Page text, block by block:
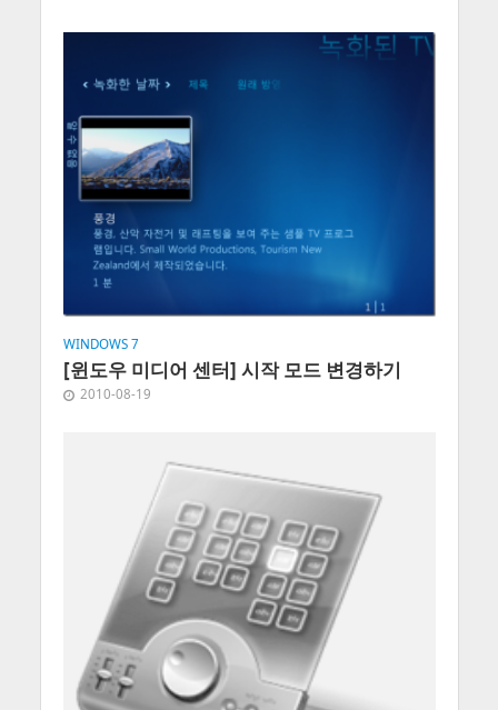
WINDOWS 7
[윈도우 미디어 센터] 시작 모드 변경하기
2010-08-19